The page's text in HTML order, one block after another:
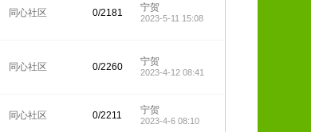
同心社区 0/2181 宁贺
2023-5-11 15:08
同心社区 0/2260 宁贺
2023-4-12 08:41
同心社区 0/2211 宁贺
2023-4-6 08:10